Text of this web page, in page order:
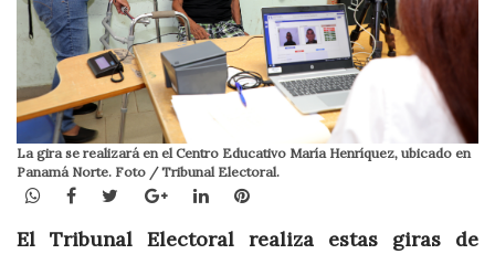
La gira se realizará en el Centro Educativo María Henríquez, ubicado en
Panamá Norte. Foto / Tribunal Electoral.
WhatsApp
Facebook
TwitterGoogle+LinkedInPinterest
El Tribunal Electoral realiza estas giras de